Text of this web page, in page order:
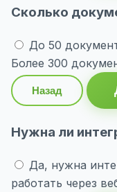
Сколько
До 50
Более 300
Назад
Нужна ли
Да, нужна
работать через